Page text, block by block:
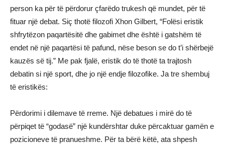
person ka për të përdorur çfarëdo trukesh që mundet, për të
fituar një debat. Siç thotë filozofi Xhon Gilbert, “Folësi eristik
shfrytëzon paqartësitë dhe gabimet dhe është i gatshëm të
endet në një paqartësi të pafund, nëse beson se do t’i shërbejë
kauzës së tij.” Me pak fjalë, eristik do të thotë ta trajtosh
debatin si një sport, dhe jo një endje filozofike. Ja tre shembuj
të eristikës:
Përdorimi i dilemave të rreme. Një debatues i mirë do të
përpiqet të “godasë” një kundërshtar duke përcaktuar gamën e
pozicioneve të pranueshme. Për ta bërë këtë, ata shpesh